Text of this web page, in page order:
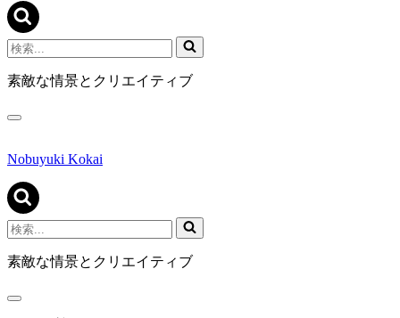
検
索...
素敵な情景とクリエイティブ
ナ
ゲ
シ
ョ
ン
メ
ニ
ュ
Nobuyuki Kokai
検
索...
素敵な情景とクリエイティブ
ナ